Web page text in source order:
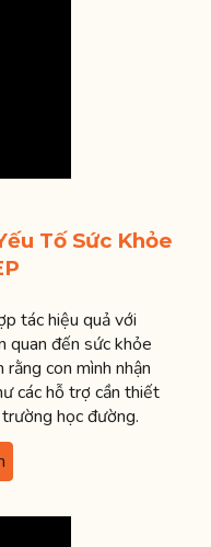
Tố Sức Khỏe
tác hiệu quả với
quan đến sức khỏe
con mình nhận
các hỗ trợ cần thiết
học đường.